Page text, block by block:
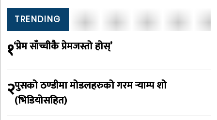
TRENDING
१‘प्रेम साँच्चीकै प्रेमजस्तो होस्’
२पुसको ठण्डीमा मोडलहरुको गरम र्‍याम्प शो
(भिडियोसहित)